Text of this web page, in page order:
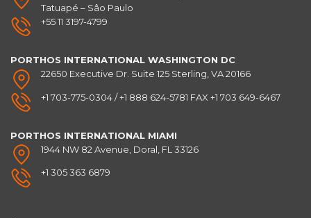
Tatuapé – Sâo Paulo
+55 11 3197-4799
PORTHOS INTERNATIONAL WASHINGTON DC
22650 Executive Dr. Suite 125 Sterling, VA 20166
+1 703-775-0304 / +1 888 624-5781 FAX +1 703 649-6467
PORTHOS INTERNATIONAL MIAMI
1944 NW 82 Avenue, Doral, FL 33126
+1 305 363 6879